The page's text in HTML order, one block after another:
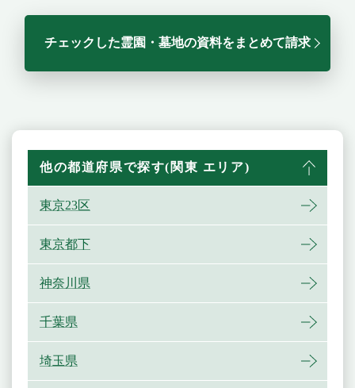
チェックした霊園・墓地の資料をまとめて請求
他の都道府県で探す(関東 エリア)
東京23区
東京都下
神奈川県
千葉県
埼玉県